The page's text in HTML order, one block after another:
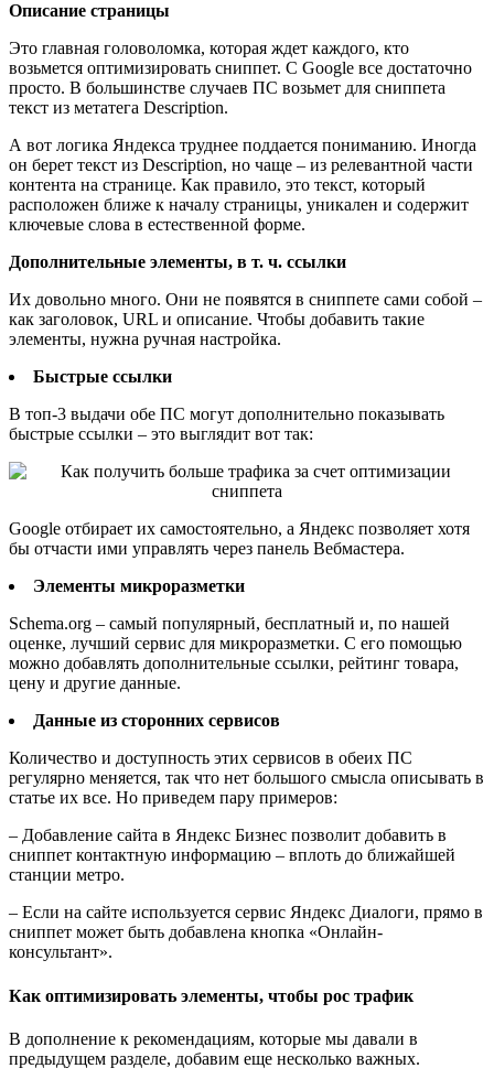
Описание страницы
Это главная головоломка, которая ждет каждого, кто
возьмется оптимизировать сниппет. С Google все достаточно
просто. В большинстве случаев ПС возьмет для сниппета
текст из метатега Description.
А вот логика Яндекса труднее поддается пониманию. Иногда
он берет текст из Description, но чаще – из релевантной части
контента на странице. Как правило, это текст, который
расположен ближе к началу страницы, уникален и содержит
ключевые слова в естественной форме.
Дополнительные элементы, в т. ч. ссылки
Их довольно много. Они не появятся в сниппете сами собой –
как заголовок, URL и описание. Чтобы добавить такие
элементы, нужна ручная настройка.
Быстрые ссылки
В топ-3 выдачи обе ПС могут дополнительно показывать
быстрые ссылки – это выглядит вот так:
Google отбирает их самостоятельно, а Яндекс позволяет хотя
бы отчасти ими управлять через панель Вебмастера.
Элементы микроразметки
Schema.org – самый популярный, бесплатный и, по нашей
оценке, лучший сервис для микроразметки. С его помощью
можно добавлять дополнительные ссылки, рейтинг товара,
цену и другие данные.
Данные из сторонних сервисов
Количество и доступность этих сервисов в обеих ПС
регулярно меняется, так что нет большого смысла описывать в
статье их все. Но приведем пару примеров:
– Добавление сайта в Яндекс Бизнес позволит добавить в
сниппет контактную информацию – вплоть до ближайшей
станции метро.
– Если на сайте используется сервис Яндекс Диалоги, прямо в
сниппет может быть добавлена кнопка «Онлайн-
консультант».
Как оптимизировать элементы, чтобы рос трафик
В дополнение к рекомендациям, которые мы давали в
предыдущем разделе, добавим еще несколько важных.